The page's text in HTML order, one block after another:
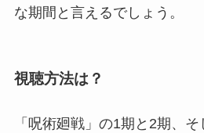
な期間と言えるでしょう。
視聴方法は？
「呪術廻戦」の1期と2期、